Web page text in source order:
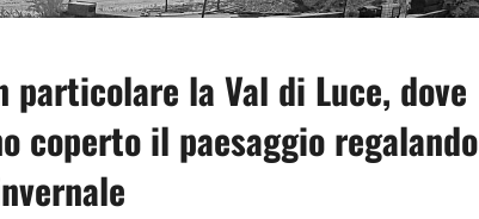
la Val di Luce, dove
il paesaggio regalando